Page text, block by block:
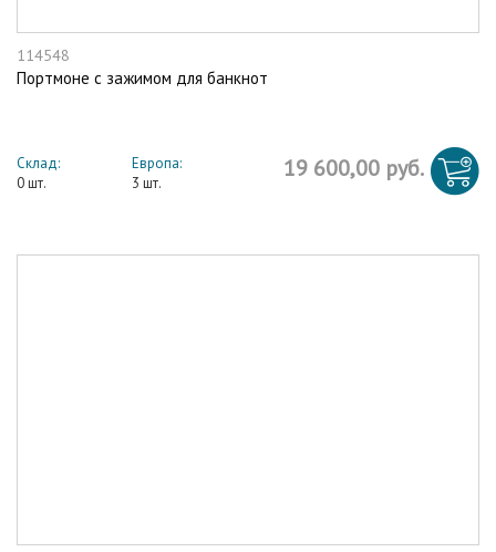
114548
Портмоне с зажимом для банкнот
Склад:
0 шт.
Европа:
3 шт.
19 600,00 руб.